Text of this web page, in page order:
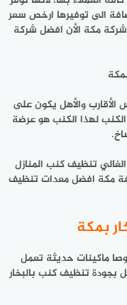
الى توفيرها ارخص سعر
مكة الأن افضل شركة
الأقارب والأهل يكون على
لهذا الكنب هو عرضة
تنظيف كنب المنازل
مكة افضل معدات تنظيف
بمكة
ماكينات حديثة تعمل
بجودة تنظيف كنب بالبخار